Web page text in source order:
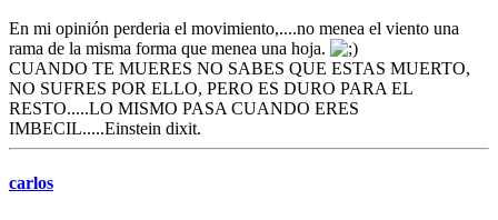
En mi opinión perderia el movimiento,....no menea el viento una
rama de la misma forma que menea una hoja.
CUANDO TE MUERES NO SABES QUE ESTAS MUERTO,
NO SUFRES POR ELLO, PERO ES DURO PARA EL
RESTO.....LO MISMO PASA CUANDO ERES
IMBECIL.....Einstein dixit.
carlos